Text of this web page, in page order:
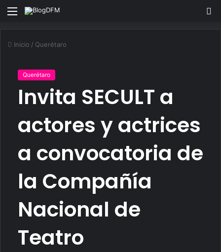
Menu
Inicio / Querétaro
Querétaro
Invita SECULT a
actores y actrices
a convocatoria de
la Compañía
Nacional de
Teatro